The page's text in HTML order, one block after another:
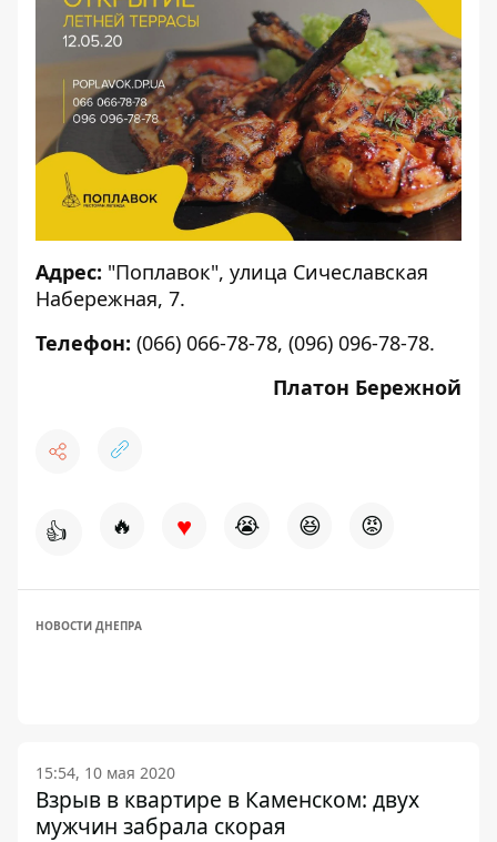
Адрес: "Поплавок", улица Сичеславская
Набережная, 7.
Телефон: (066) 066-78-78, (096) 096-78-78.
Платон Бережной
👍 🔥 ♥ 😭 😆 😡
НОВОСТИ ДНЕПРА
15:54, 10 мая 2020
Взрыв в квартире в Каменском: двух
мужчин забрала скорая